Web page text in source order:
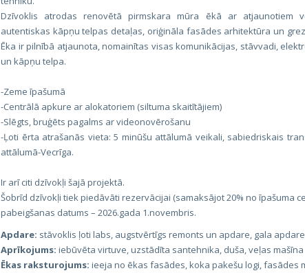
Dzīvoklis atrodas renovētā pirmskara mūra ēkā ar atjaunotiem
autentiskas kāpņu telpas detaļas, oriģināla fasādes arhitektūra un
Ēka ir pilnībā atjaunota, nomainītas visas komunikācijas, stāvvadi,
un kāpņu telpa.
-Zeme īpašumā
-Centrālā apkure ar alokatoriem (siltuma skaitītājiem)
-Slēgts, bruģēts pagalms ar videonovērošanu
-Ļoti ērta atrašanās vieta: 5 minūšu attālumā veikali, sabiedriskais
attālumā-Vecrīga.
Ir arī citi dzīvokļi šajā projektā.
Šobrīd dzīvokļi tiek piedāvāti rezervācijai (samaksājot 20% no īpašuma
pabeigšanas datums – 2026.gada 1.novembris.
Apdare: stāvoklis ļoti labs, augstvērtīgs remonts un apdare, gala
Aprīkojums: iebūvēta virtuve, uzstādīta santehnika, duša, veļas mašīna
Ēkas raksturojums: ieeja no ēkas fasādes, koka pakešu logi, fasādes